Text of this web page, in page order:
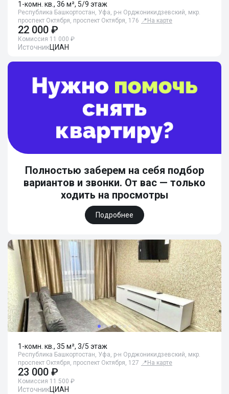
1-комн. кв., 36 м², 5/9 этаж
Республика Башкортостан, Уфа, р-н Орджоникидзевский, мкр.
проспект Октября, проспект Октября, 176 📍 На карте
22 000 ₽
Комиссия 11 000 ₽
ИсточникЦИАН
Полностью заберем на себя подбор
вариантов и звонки. От вас — только
ходить на просмотры
Подробнее
1-комн. кв., 35 м², 3/5 этаж
Республика Башкортостан, Уфа, р-н Орджоникидзевский, мкр.
проспект Октября, проспект Октября, 127 📍 На карте
23 000 ₽
Комиссия 11 500 ₽
ИсточникЦИАН